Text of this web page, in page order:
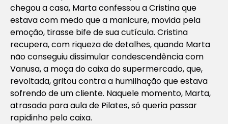
chegou a casa, Marta confessou a Cristina que
estava com medo que a manicure, movida pela
emoção, tirasse bife de sua cutícula. Cristina
recupera, com riqueza de detalhes, quando Marta
não conseguiu dissimular condescendência com
Vanusa, a moça do caixa do supermercado, que,
revoltada, gritou contra a humilhação que estava
sofrendo de um cliente. Naquele momento, Marta,
atrasada para aula de Pilates, só queria passar
rapidinho pelo caixa.